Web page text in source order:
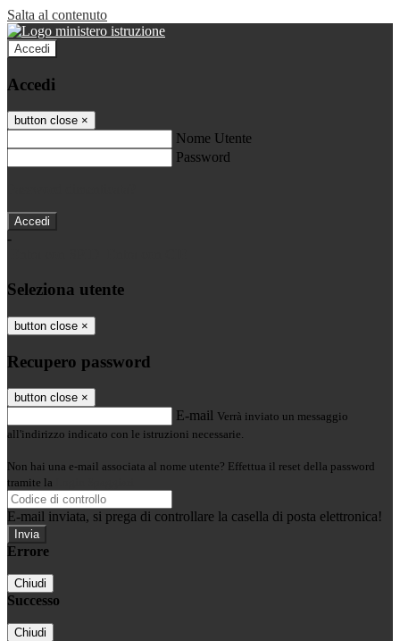
Salta al contenuto
Accedi
Accedi
button close ×
Nome Utente
Password
-
Seleziona utente
button close ×
Recupero password
button close ×
E-mail Verrà inviato un messaggio
all'indirizzo indicato con le istruzioni necessarie.
Non hai una e-mail associata al nome utente? Effettua il reset della password
tramite la
E-mail inviata, si prega di controllare la casella di posta elettronica!
Errore
Chiudi
Successo
Chiudi